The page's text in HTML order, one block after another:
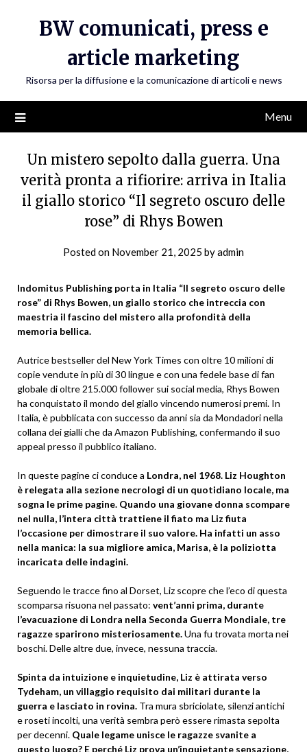
BW comunicati, press e
article marketing
Risorsa per la diffusione e la comunicazione di articoli e news
Menu
Un mistero sepolto dalla guerra. Una
verità pronta a rifiorire: arriva in Italia
il giallo storico “Il segreto oscuro delle
rose” di Rhys Bowen
Posted on November 21, 2025 byadmin
Indomitus Publishing porta in Italia “Il segreto oscuro delle
rose” di Rhys Bowen, un giallo storico che intreccia con
maestria il fascino del mistero alla profondità della
memoria bellica.
Autrice bestseller del New York Times con oltre 10 milioni di
copie vendute in più di 30 lingue e con una fedele base di fan
globale di oltre 215.000 follower sui social media, Rhys Bowen
ha conquistato il mondo del giallo vincendo numerosi premi. In
Italia, è pubblicata con successo da anni sia da Mondadori nella
collana dei gialli che da Amazon Publishing, confermando il suo
appeal presso il pubblico italiano.
In queste pagine ci conduce a Londra, nel 1968. Liz Houghton
è relegata alla sezione necrologi di un quotidiano locale, ma
sogna le prime pagine. Quando una giovane donna scompare
nel nulla, l’intera città trattiene il fiato ma Liz fiuta
l’occasione per dimostrare il suo valore. Ha infatti un asso
nella manica: la sua migliore amica, Marisa, è la poliziotta
incaricata delle indagini.
Seguendo le tracce fino al Dorset, Liz scopre che l’eco di questa
scomparsa risuona nel passato: vent’anni prima, durante
l’evacuazione di Londra nella Seconda Guerra Mondiale, tre
ragazze sparirono misteriosamente.Una fu trovata morta nei
boschi. Delle altre due, invece, nessuna traccia.
Spinta da intuizione e inquietudine, Liz è attirata verso
Tydeham, un villaggio requisito dai militari durante la
guerra e lasciato in rovina. Tra mura sbriciolate, silenzi antichi
e roseti incolti, una verità sembra però essere rimasta sepolta
per decenni. Quale legame unisce le ragazze svanite a
questo luogo? E perché Liz prova un’inquietante sensazione,